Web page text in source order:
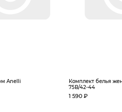
Anelli
Комплект белья
75В/42-44
1 590 ₽